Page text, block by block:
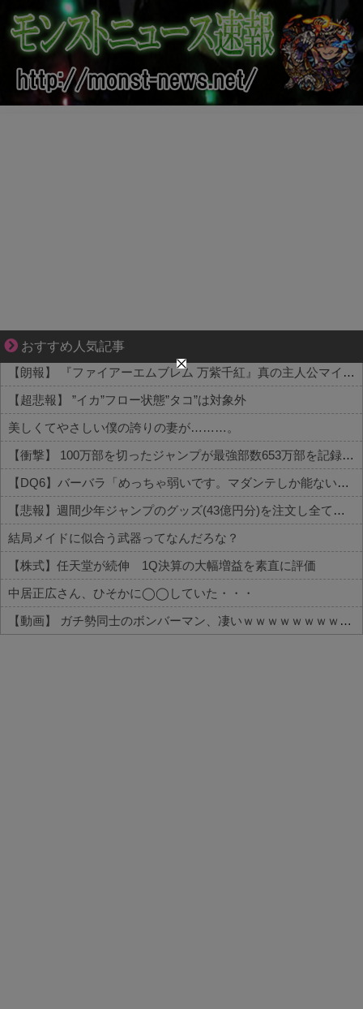
おすすめ人気記事
好青年の片思いが壊れていくまで
【朗報】 『ファイアーエムブレム 万紫千紅』真の主人公マイユニはキャラメイクが可能
【超悲報】 ”イカ”フロー状態”タコ”は対象外
美しくてやさしい僕の誇りの妻が………。
【衝撃】 100万部を切ったジャンプが最強部数653万部を記録した時の週刊少年ジャンプの面子がヤバすぎる
【DQ6】バーバラ「めっちゃ弱いです。マダンテしか能ないです。竜かもしれません。」←こいつが人気ある理由
【悲報】週間少年ジャンプのグッズ(43億円分)を注文し全てキャンセルした女逮捕ｗｗｗｗｗｗｗｗ
結局メイドに似合う武器ってなんだろな？
【株式】任天堂が続伸 1Q決算の大幅増益を素直に評価
中居正広さん、ひそかに◯◯していた・・・
【動画】 ガチ勢同士のボンバーマン、凄いｗｗｗｗｗｗｗｗｗｗｗｗ